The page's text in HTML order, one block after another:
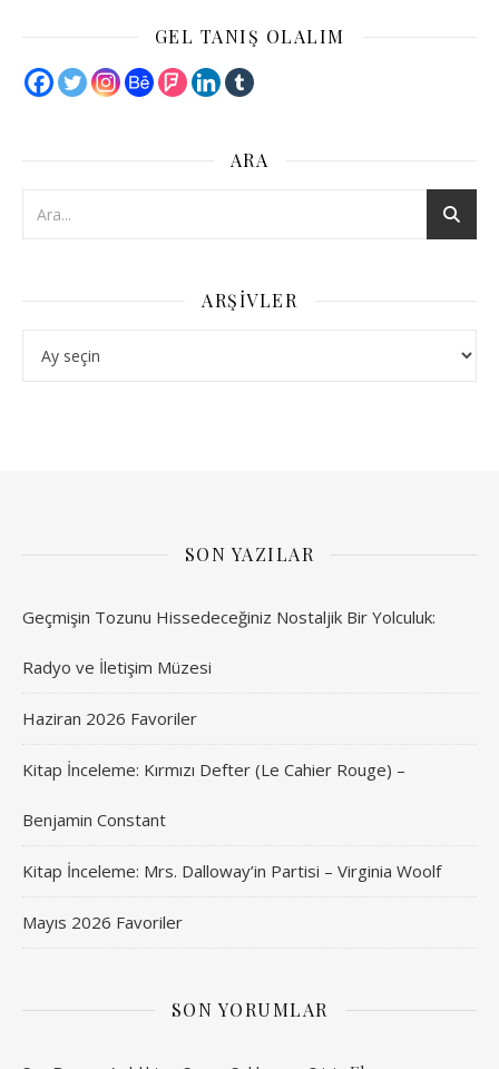
GEL TANIŞ OLALIM
ARA
ARŞIVLER
SON YAZILAR
Geçmişin Tozunu Hissedeceğiniz Nostaljik Bir Yolculuk:
Radyo ve İletişim Müzesi
Haziran 2026 Favoriler
Kitap İnceleme: Kırmızı Defter (Le Cahier Rouge) –
Benjamin Constant
Kitap İnceleme: Mrs. Dalloway’in Partisi – Virginia Woolf
Mayıs 2026 Favoriler
SON YORUMLAR